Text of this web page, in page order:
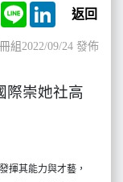
TwitterLine LinkedIn
返回
組2022/09/24 發佈
際崇她社高
揮其能力與才藝，